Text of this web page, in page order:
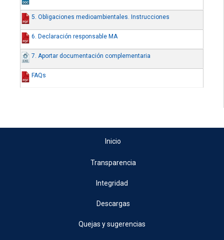
5. Obligaciones medioambientales. Instrucciones
6. Declaración responsable MA
7. Aportar documentación complementaria
FAQs
Inicio
Transparencia
Integridad
Descargas
Quejas y sugerencias